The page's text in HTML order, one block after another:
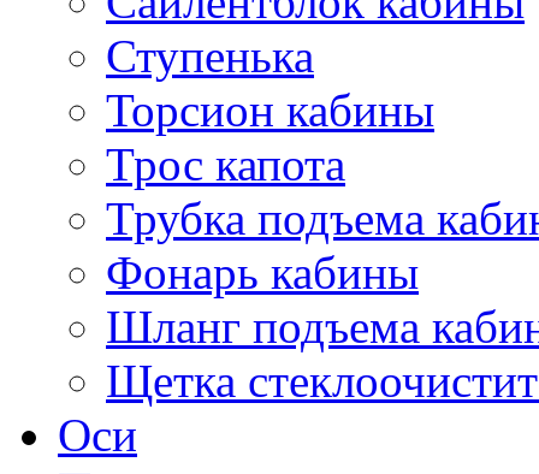
Ступенька
Торсион кабины
Трос капота
Трубка подъема
Фонарь кабины
Шланг подъема
Щетка
Оси